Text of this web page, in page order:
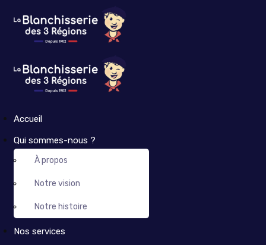
Accueil
Qui sommes-nous ?
À propos
Notre vision
Notre histoire
Nos services